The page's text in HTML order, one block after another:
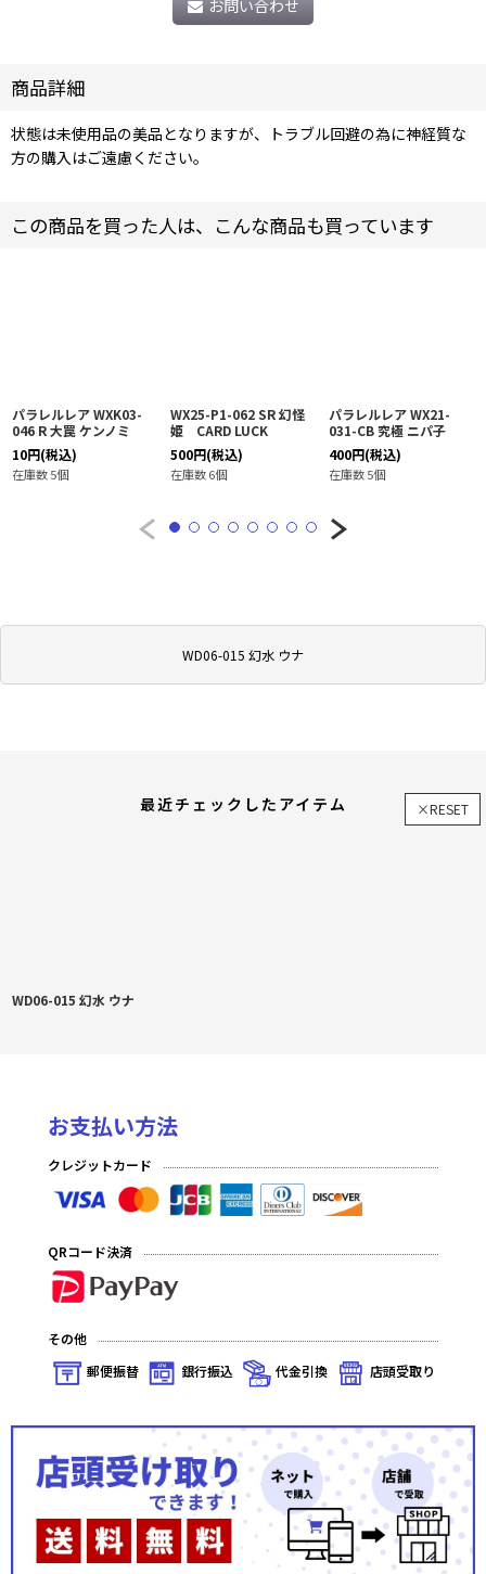
WD06-015 幻水 ウナ
お問い合わせ
商品詳細
状態は未使用品の美品となりますが、トラブル回避の為に神経質な
方の購入はご遠慮ください。
この商品を買った人は、こんな商品も買っています
パラレルレア WXK03-
046 R 大罠 ケンノミ
10円(税込)
在庫数 5個
WX25-P1-062 SR 幻怪
姫 CARD LUCK
500円(税込)
在庫数 6個
パラレルレア WX21-
031-CB 究極 ニパ子
400円(税込)
在庫数 5個
最近チェックしたアイテム ×RESET
WD06-015 幻水 ウナ
お支払い方法
クレジットカード
QRコード決済
その他
郵便振替
銀行振込 代金引換 店頭受取り